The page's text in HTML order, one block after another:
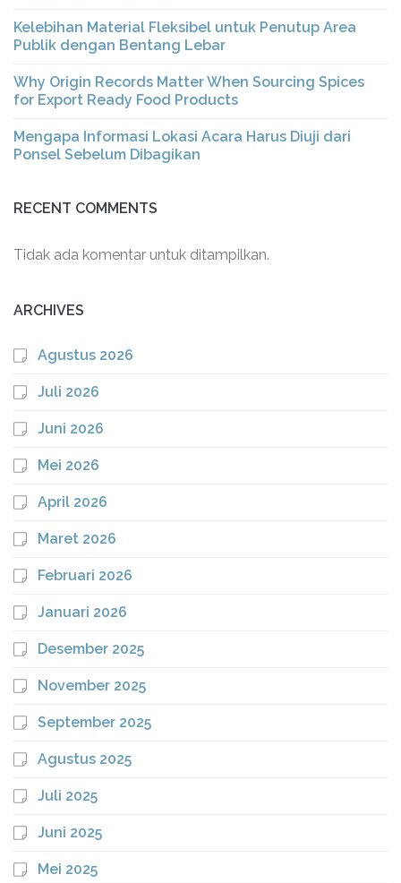
Kelebihan Material Fleksibel untuk Penutup Area
Publik dengan Bentang Lebar
Why Origin Records Matter When Sourcing Spices
for Export Ready Food Products
Mengapa Informasi Lokasi Acara Harus Diuji dari
Ponsel Sebelum Dibagikan
RECENT COMMENTS
Tidak ada komentar untuk ditampilkan.
ARCHIVES
Agustus 2026
Juli 2026
Juni 2026
Mei 2026
April 2026
Maret 2026
Februari 2026
Januari 2026
Desember 2025
November 2025
September 2025
Agustus 2025
Juli 2025
Juni 2025
Mei 2025